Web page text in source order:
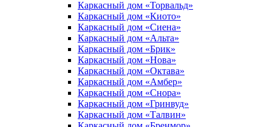
Каркасный дом «Торвальд»
Каркасный дом «Киото»
Каркасный дом «Сиена»
Каркасный дом «Альта»
Каркасный дом «Брик»
Каркасный дом «Нова»
Каркасный дом «Октава»
Каркасный дом «Амбер»
Каркасный дом «Снора»
Каркасный дом «Гринвуд»
Каркасный дом «Талвин»